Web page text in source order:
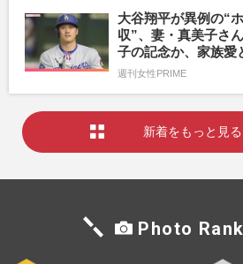
大谷翔平が異例の“
収”、妻・真美子さ
子の記念か、家族愛
週刊女性PRIME
新着をもっと見る
Photo